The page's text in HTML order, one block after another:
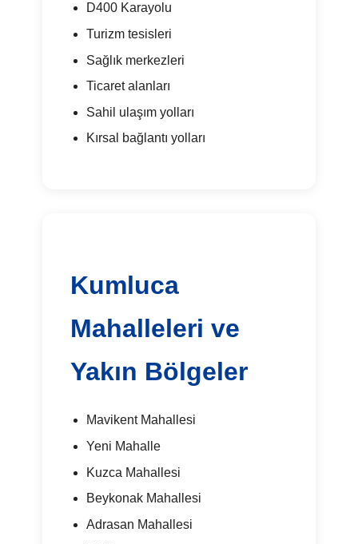
D400 Karayolu
Turizm tesisleri
Sağlık merkezleri
Ticaret alanları
Sahil ulaşım yolları
Kırsal bağlantı yolları
Kumluca
Mahalleleri ve
Yakın Bölgeler
Mavikent Mahallesi
Yeni Mahalle
Kuzca Mahallesi
Beykonak Mahallesi
Adrasan Mahallesi